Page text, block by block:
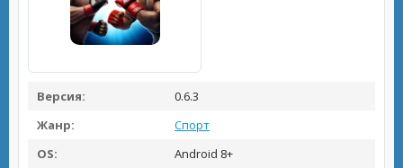
Версия:
0.6.3
Жанр:
Спорт
OS:
Android 8+